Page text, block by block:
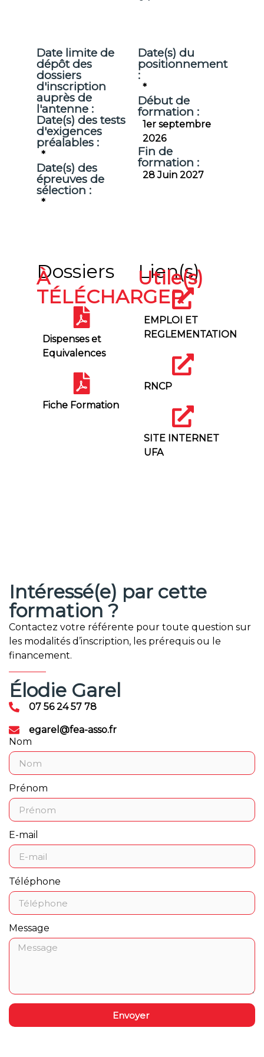
Date limite de
dépôt des
dossiers
d'inscription
auprès de
l'antenne :
Date(s) des tests
d'exigences
préalables :
*
Date(s) des
épreuves de
sélection :
*
Date(s) du
positionnement
:
*
Début de
formation :
1er septembre
2026
Fin de
formation :
28 Juin 2027
Dossiers
À
TÉLÉCHARGER
Dispenses et
Equivalences
Fiche Formation
Lien(s)
Utile(s)
EMPLOI ET
REGLEMENTATION
RNCP
SITE INTERNET
UFA
Intéressé(e) par cette
formation ?
Contactez votre référente pour toute question sur
les modalités d’inscription, les prérequis ou le
financement.
Élodie Garel
07 56 24 57 78
egarel@fea-asso.fr
Nom
Prénom
E-mail
Téléphone
Message
Envoyer